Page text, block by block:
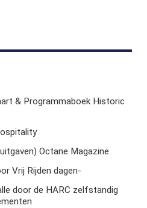
& Programmaboek Historic
Octane Magazine
Vrij Rijden dagen-
door de HARC zelfstandig